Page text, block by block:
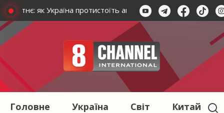
як Україна протистоїть агресії окупантів
Головне Україна Світ Китай